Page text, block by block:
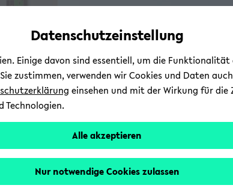
Automatische
vermeiden
skip
main
skip
main
skip
footer
Datenschutzeinstellung
Einige davon sind essentiell, um die
zustimmen, verwenden wir Cookies und Daten
einsehen und mit der Wirkung für
Technologien.
Alle akzeptieren
Nur notwendige Cookies zulassen